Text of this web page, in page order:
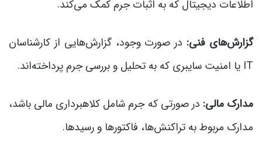
اطلاعات دیجیتال که به اثبات جرم کمک می‌کند.
گزارش‌های فنی: در صورت وجود، گزارش‌هایی از کارشناسان
IT یا امنیت سایبری که به تحلیل و بررسی جرم پرداخته‌اند.
مدارک مالی: در صورتی که جرم شامل کلاهبرداری مالی باشد،
مدارک مربوط به تراکنش‌ها، فاکتورها و رسیدها.